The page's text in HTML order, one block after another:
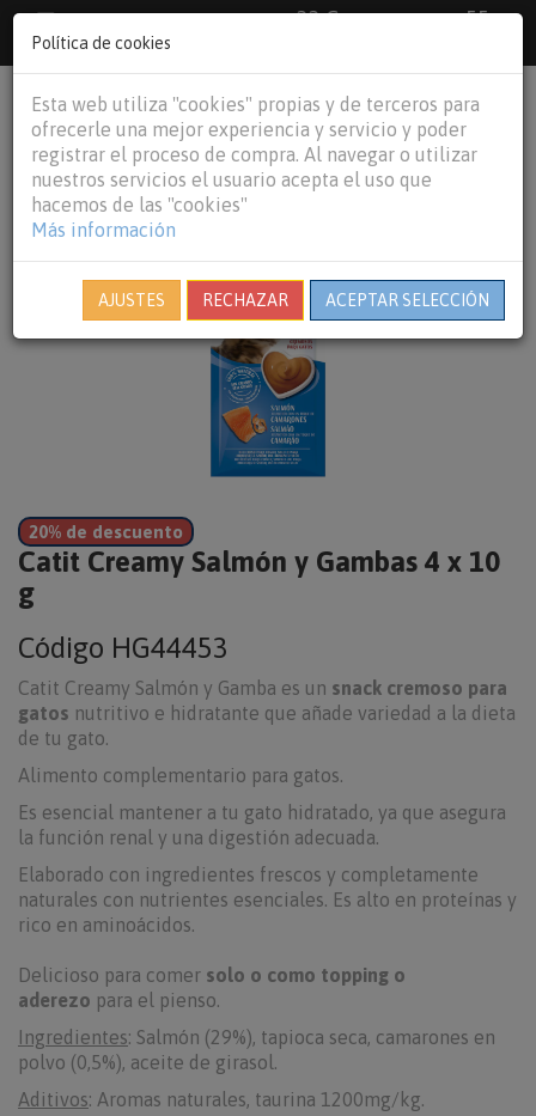
33 €
55
€Baleares y
person shopping_cart
20% de descuento
Catit Creamy Salmón y Gambas 4 x 10
g
Código HG44453
Catit Creamy Salmón y Gamba es un snack cremoso para
gatos nutritivo e hidratante que añade variedad a la dieta
de tu gato.
Alimento complementario para gatos.
Es esencial mantener a tu gato hidratado, ya que asegura
la función renal y una digestión adecuada.
Elaborado con ingredientes frescos y completamente
naturales con nutrientes esenciales. Es alto en proteínas y
rico en aminoácidos.
Delicioso para comer solo o como topping o
aderezo para el pienso.
Ingredientes: Salmón (29%), tapioca seca, camarones en
polvo (0,5%), aceite de girasol.
Aditivos: Aromas naturales, taurina 1200mg/kg.
Política de cookies
Esta web utiliza "cookies" propias y de terceros para
ofrecerle una mejor experiencia y servicio y poder
registrar el proceso de compra. Al navegar o utilizar
nuestros servicios el usuario acepta el uso que
hacemos de las "cookies"
Más información
AJUSTES RECHAZAR ACEPTAR SELECCIÓN